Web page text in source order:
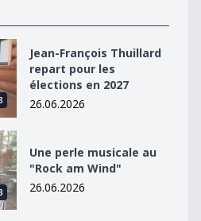
repart pour les élections en
Jean-François Thuillard
repart pour les
élections en 2027
26.06.2026
&quot;Rock am Wind&quot;
Une perle musicale au
"Rock am Wind"
26.06.2026